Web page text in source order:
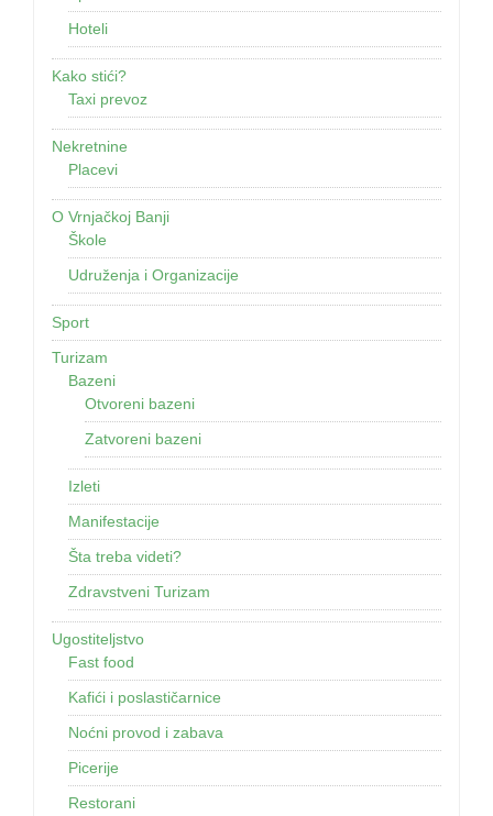
Hoteli
Kako stići?
Taxi prevoz
Nekretnine
Placevi
O Vrnjačkoj Banji
Škole
Udruženja i Organizacije
Sport
Turizam
Bazeni
Otvoreni bazeni
Zatvoreni bazeni
Izleti
Manifestacije
Šta treba videti?
Zdravstveni Turizam
Ugostiteljstvo
Fast food
Kafići i poslastičarnice
Noćni provod i zabava
Picerije
Restorani